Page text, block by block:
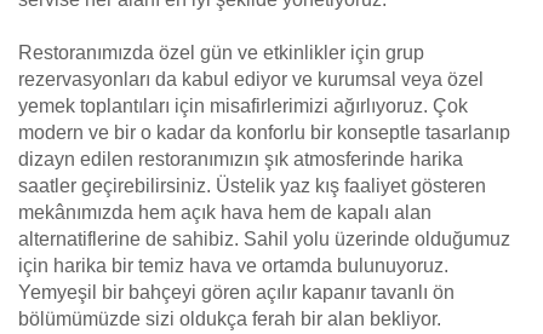
Restoranımızda özel gün ve etkinlikler için grup
rezervasyonları da kabul ediyor ve kurumsal veya özel
yemek toplantıları için misafirlerimizi ağırlıyoruz. Çok
modern ve bir o kadar da konforlu bir konseptle tasarlanıp
dizayn edilen restoranımızın şık atmosferinde harika
saatler geçirebilirsiniz. Üstelik yaz kış faaliyet gösteren
mekânımızda hem açık hava hem de kapalı alan
alternatiflerine de sahibiz. Sahil yolu üzerinde olduğumuz
için harika bir temiz hava ve ortamda bulunuyoruz.
Yemyeşil bir bahçeyi gören açılır kapanır tavanlı ön
bölümümüzde sizi oldukça ferah bir alan bekliyor.